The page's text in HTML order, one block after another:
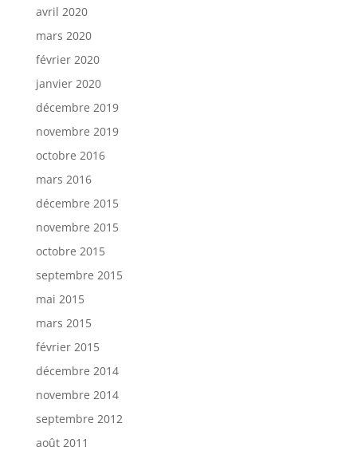
avril 2020
mars 2020
février 2020
janvier 2020
décembre 2019
novembre 2019
octobre 2016
mars 2016
décembre 2015
novembre 2015
octobre 2015
septembre 2015
mai 2015
mars 2015
février 2015
décembre 2014
novembre 2014
septembre 2012
août 2011